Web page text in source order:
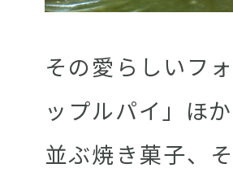
その愛らしいフ
ップルパイ」ほ
並ぶ焼き菓子、